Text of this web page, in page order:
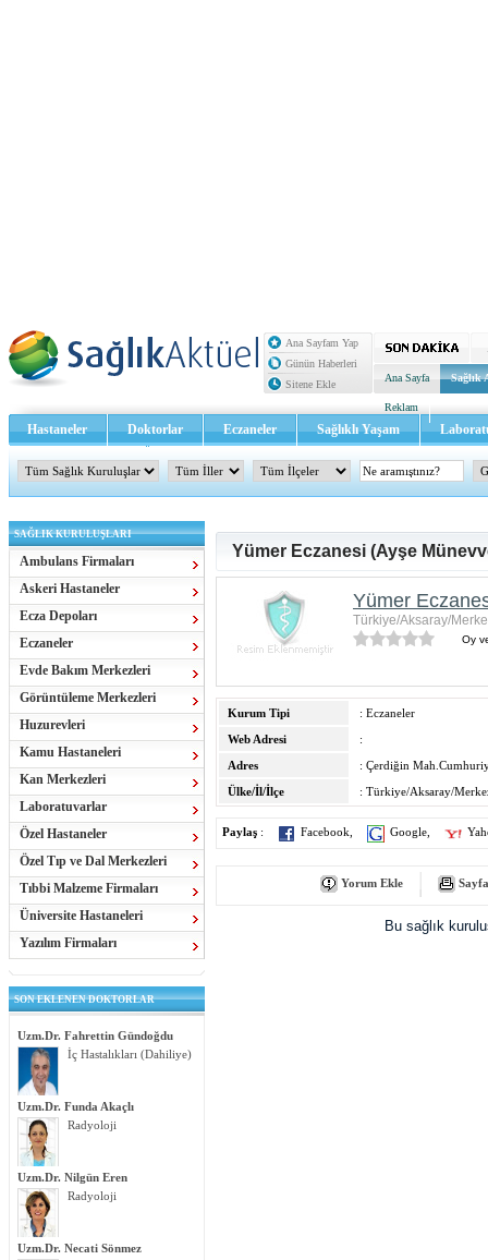
Ana Sayfam Yap
Günün Haberleri
Sitene Ekle
Ana Sayfa Sağlık
Reklam
Hastaneler Doktorlar Eczaneler Sağlıklı Yaşam
Sağlık TV - Video İletişim
SAĞLIK KURULUŞLARI
Ambulans Firmaları
Askeri Hastaneler
Ecza Depoları
Eczaneler
Evde Bakım Merkezleri
Görüntüleme Merkezleri
Huzurevleri
Kamu Hastaneleri
Kan Merkezleri
Laboratuvarlar
Özel Hastaneler
Özel Tıp ve Dal Merkezleri
Tıbbi Malzeme Firmaları
Üniversite Hastaneleri
Yazılım Firmaları
SON EKLENEN DOKTORLAR
Uzm.Dr. Fahrettin Gündoğdu
İç Hastalıkları (Dahiliye)
Uzm.Dr. Funda Akaçlı
Radyoloji
Uzm.Dr. Nilgün Eren
Radyoloji
Uzm.Dr. Necati Sönmez
Yümer Eczanesi (Ayşe
Yümer
Türkiye/Aksaray/
Oy
Kurum Tipi
: Eczaneler
Web Adresi
:
Adres
: Çerdiğin
Ülke/İl/İlçe
: Türkiye/Aksaray/
Paylaş : Facebook Google
Yorum Ekle
Bu sağlık